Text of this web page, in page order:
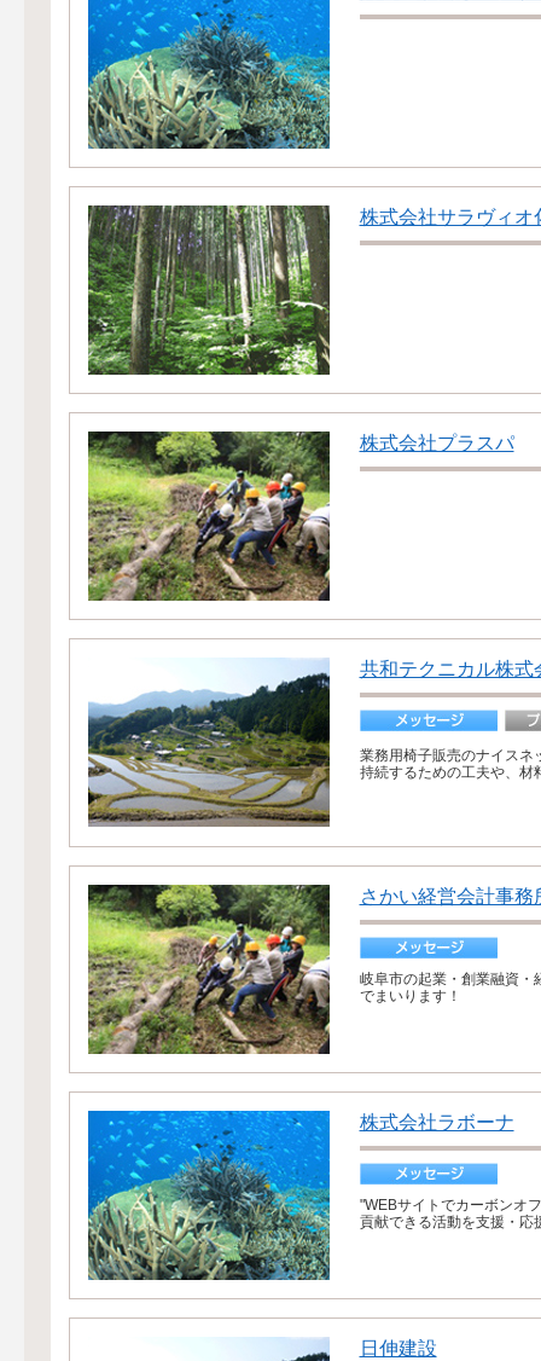
株式会社サラヴィオ
株式会社プラスパ
共和テクニカル株式
業務用椅子販売のナイスネ
持続するための工夫や、材
さかい経営会計事務
岐阜市の起業・創業融資・
でまいります！
株式会社ラボーナ
"WEBサイトでカーボンオ
貢献できる活動を支援・応
日伸建設